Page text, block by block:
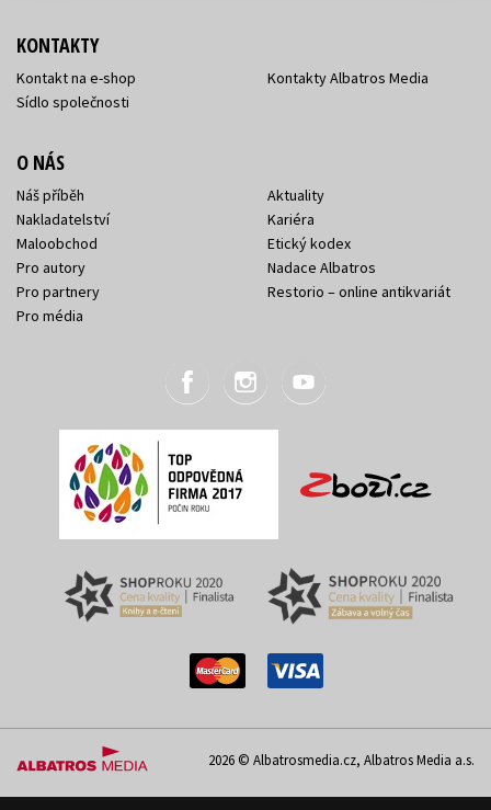
KONTAKTY
Kontakt na e-shop
Sídlo společnosti
Kontakty Albatros Media
O NÁS
Náš příběh
Nakladatelství
Maloobchod
Pro autory
Pro partnery
Pro média
Aktuality
Kariéra
Etický kodex
Nadace Albatros
Restorio – online antikvariát
2026 © Albatrosmedia.cz, Albatros Media a.s.